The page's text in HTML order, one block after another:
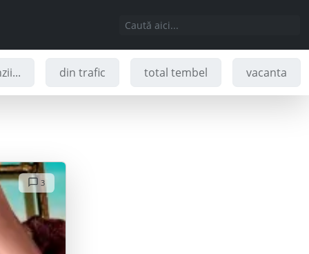
din trafic total tembel vacanta
3